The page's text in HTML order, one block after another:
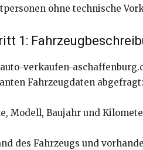
ohne technische
1:
verkaufen-
Fahrzeugdaten abgefragt:
Modell, Baujahr und
des Fahrzeugs und